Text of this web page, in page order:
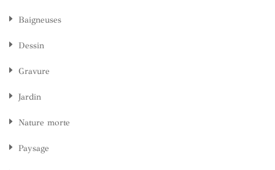
Baigneuses
Dessin
Gravure
Jardin
Nature morte
Paysage